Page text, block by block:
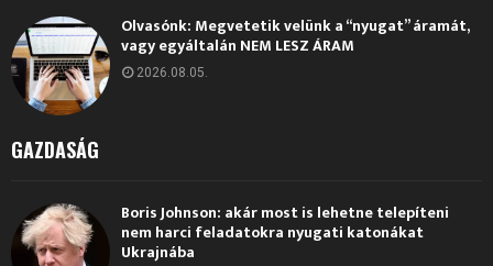
Olvasónk: Megvetetik velünk a “nyugat” áramát,
vagy egyáltalán NEM LESZ ÁRAM
2026.08.05.
GAZDASÁG
Boris Johnson: akár most is lehetne telepíteni
nem harci feladatokra nyugati katonákat
Ukrajnába